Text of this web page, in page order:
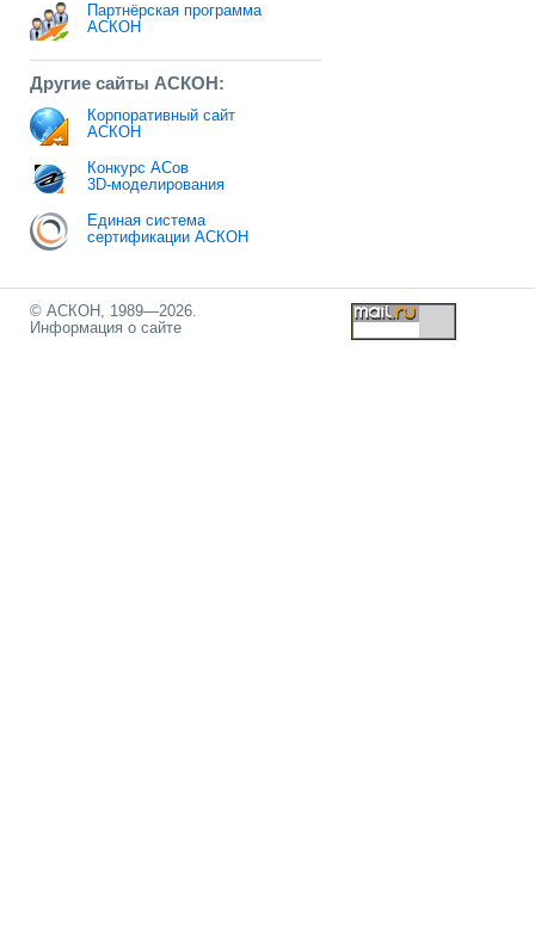
Партнёрская программа
АСКОН
Другие сайты АСКОН:
Корпоративный сайт
АСКОН
Конкурс АСов
3D-моделирования
Единая система
сертификации АСКОН
© АСКОН, 1989—2026.
Информация о сайте